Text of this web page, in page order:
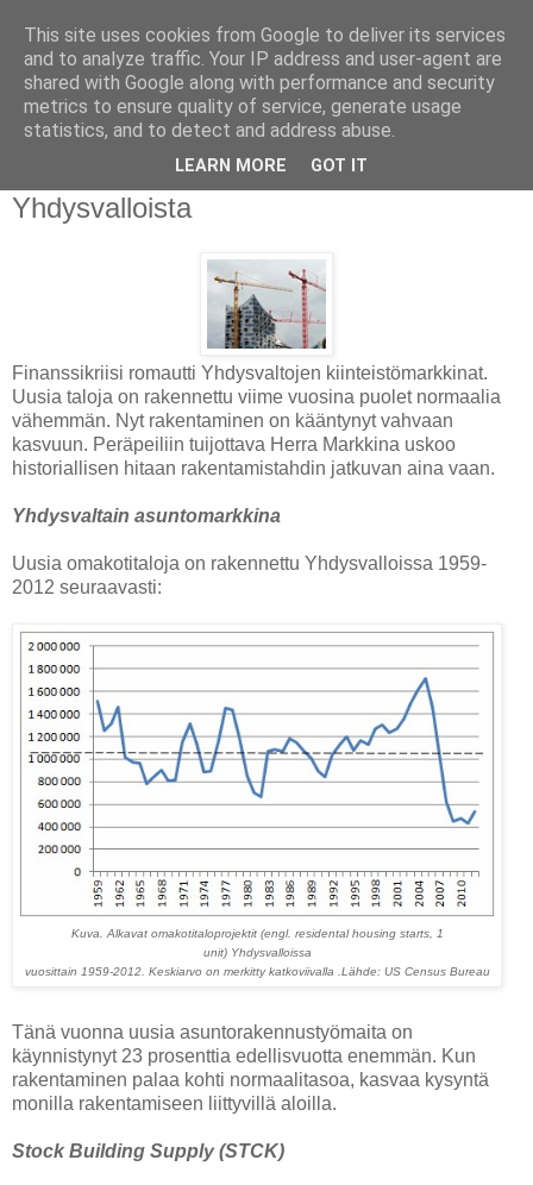
Rakennustarvikkeiden jakelija
Yhdysvalloista
Finanssikriisi romautti Yhdysvaltojen kiinteistömarkkinat.
Uusia taloja on rakennettu viime vuosina puolet normaalia
vähemmän. Nyt rakentaminen on kääntynyt vahvaan
kasvuun. Peräpeiliin tuijottava Herra Markkina uskoo
historiallisen hitaan rakentamistahdin jatkuvan aina vaan.
Yhdysvaltain asuntomarkkina
Uusia omakotitaloja on rakennettu Yhdysvalloissa 1959-
2012 seuraavasti:
Kuva. Alkavat omakotitaloprojektit (engl. residental housing starts, 1
unit)Yhdysvalloissa
vuosittain 1959-2012. Keskiarvo on merkitty katkoviivalla .Lähde: US Census Bureau
Tänä vuonna uusia asuntorakennustyömaita on
käynnistynyt 23 prosenttia edellisvuotta enemmän. Kun
rakentaminen palaa kohti normaalitasoa, kasvaa kysyntä
monilla rakentamiseen liittyvillä aloilla.
Stock Building Supply (STCK)
This site uses cookies from Google to deliver its services
and to analyze traffic. Your IP address and user-agent are
shared with Google along with performance and security
metrics to ensure quality of service, generate usage
statistics, and to detect and address abuse.
LEARN MORE GOT IT